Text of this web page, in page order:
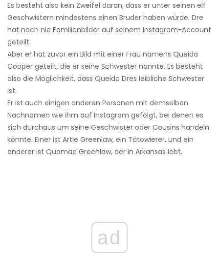
Es besteht also kein Zweifel daran, dass er unter seinen elf
Geschwistern mindestens einen Bruder haben würde. Dre
hat noch nie Familienbilder auf seinem Instagram-Account
geteilt.
Aber er hat zuvor ein Bild mit einer Frau namens Queida
Cooper geteilt, die er seine Schwester nannte. Es besteht
also die Möglichkeit, dass Queida Dres leibliche Schwester
ist.
Er ist auch einigen anderen Personen mit demselben
Nachnamen wie ihm auf Instagram gefolgt, bei denen es
sich durchaus um seine Geschwister oder Cousins ​​handeln
könnte. Einer ist Artie Greenlaw, ein Tätowierer, und ein
anderer ist Quamae Greenlaw, der in Arkansas lebt.
ad